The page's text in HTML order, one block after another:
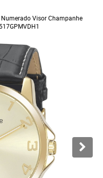
Visor Champanhe